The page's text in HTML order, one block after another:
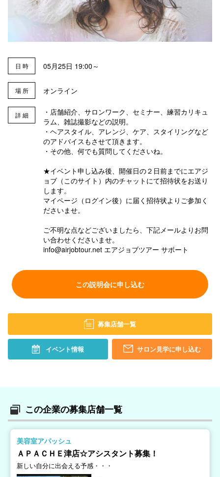
日 時 05月25日 19:00～
場 所 オンライン
詳 細
・店舗紹介、サロンワーク、セミナー、練習カリキュ
ラム、雑誌撮影などの説明。
・ヘアスタイル、アレンジ、ケア、スタイリングなど
のアドバイスもさせて頂きます。
・その他、何でも質問してくださいね。
★イベント申し込み後、開催日の２日前までにエアジ
ョブ（このサイト）内のチャットにて招待状をお送り
します。
マイページ（ログイン後）に届く招待状よりご参加く
ださいませ。
ご不明な点などございましたら、下記メールよりお問
い合わせくださいませ。
info@airjobtour.net エアジョブツアー サポート
この説明会に申し込む
募集店舗一覧
イベント情報 サロン見学に申し込む
この企業の募集店舗一覧
美容室アパッシュ
ＡＰＡＣＨＥ津店☆アシスタント募集！
新しい自分に出会える予感・・・